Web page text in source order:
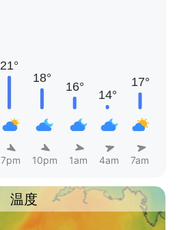
7pm 10pm 1am 4am 7am
温度